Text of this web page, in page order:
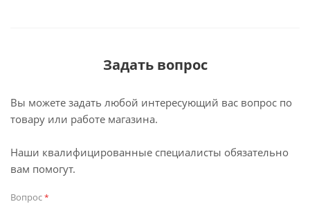
Задать вопрос
Вы можете задать любой интересующий вас вопрос по
товару или работе магазина.
Наши квалифицированные специалисты обязательно
вам помогут.
Вопрос*